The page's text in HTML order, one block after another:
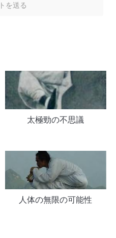
太極勁の不思議
人体の無限の可能性